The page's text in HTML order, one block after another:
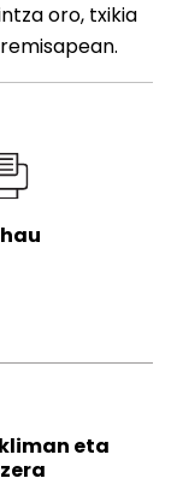
oro, txikia
kliman eta